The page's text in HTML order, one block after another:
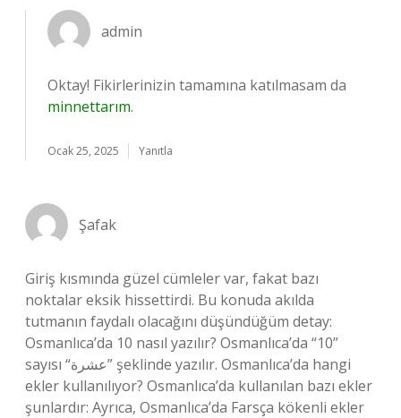
admin
Oktay! Fikirlerinizin tamamına katılmasam da
minnettarım.
Ocak 25, 2025 Yanıtla
Şafak
Giriş kısmında güzel cümleler var, fakat bazı
noktalar eksik hissettirdi. Bu konuda akılda
tutmanın faydalı olacağını düşündüğüm detay:
Osmanlıca’da 10 nasıl yazılır? Osmanlıca’da “10”
sayısı “عشرة” şeklinde yazılır. Osmanlıca’da hangi
ekler kullanılıyor? Osmanlıca’da kullanılan bazı ekler
şunlardır: Ayrıca, Osmanlıca’da Farsça kökenli ekler